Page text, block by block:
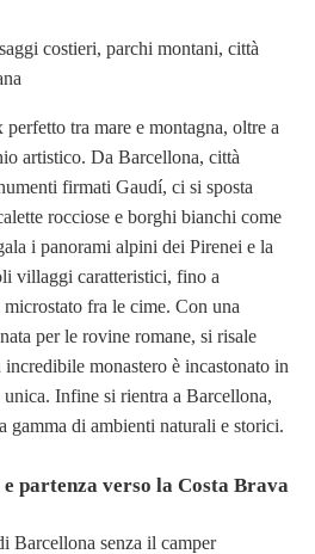
costieri, parchi montani, città
tra mare e montagna, oltre a
artistico. Da Barcellona, città
firmati Gaudí, ci si sposta
rocciose e borghi bianchi come
i panorami alpini dei Pirenei e la
villaggi caratteristici, fino a
fra le cime. Con una
per le rovine romane, si risale
monastero è incastonato in
Infine si rientra a Barcellona,
gamma di ambienti naturali e storici.
partenza verso la Costa Brava
Barcellona senza il camper